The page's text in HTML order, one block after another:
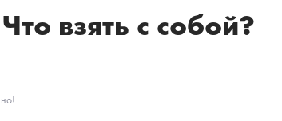
Что взять с собой?